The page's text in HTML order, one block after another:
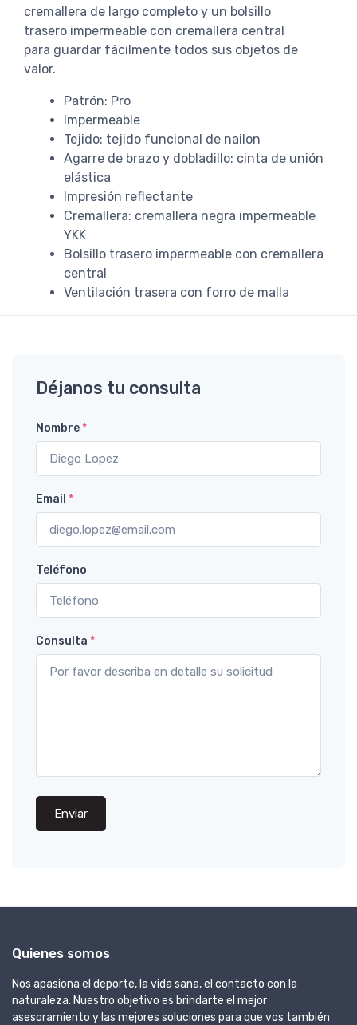
cremallera de largo completo y un bolsillo
trasero impermeable con cremallera central
para guardar fácilmente todos sus objetos de
valor.
Patrón: Pro
Impermeable
Tejido: tejido funcional de nailon
Agarre de brazo y dobladillo: cinta de unión
elástica
Impresión reflectante
Cremallera: cremallera negra impermeable
YKK
Bolsillo trasero impermeable con cremallera
central
Ventilación trasera con forro de malla
Déjanos tu consulta
Nombre*
Email *
Teléfono
Consulta *
Enviar
Quienes somos
Nos apasiona el deporte, la vida sana, el contacto con la
naturaleza. Nuestro objetivo es brindarte el mejor
asesoramiento y las mejores soluciones para que vos también